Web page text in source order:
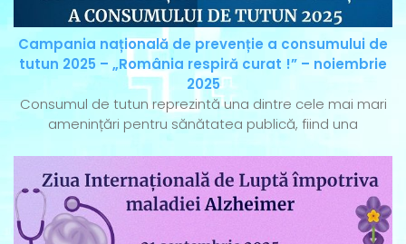
Campania națională de prevenție a consumului de
tutun 2025 – „România respiră curat !” – noiembrie
2025
Consumul de tutun reprezintă una dintre cele mai mari
amenințări pentru sănătatea publică, fiind una